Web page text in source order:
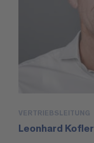
VERTRIEBSLEITUNG
Leonhard Kofler